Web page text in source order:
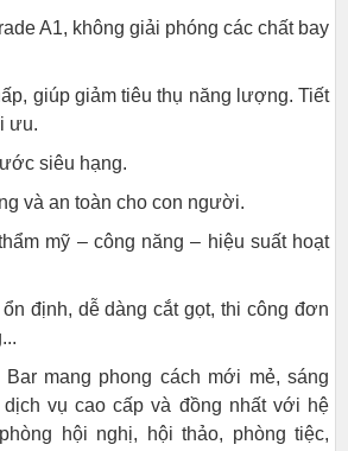
A1, không giải phóng các chất bay
giúp giảm tiêu thụ năng lượng. Tiết
ưu.
siêu hạng.
và an toàn cho con người.
mỹ – công năng – hiệu suất hoạt
định, dễ dàng cắt gọt, thi công đơn
mang phong cách mới mẻ, sáng
vụ cao cấp và đồng nhất với hệ
hội nghị, hội thảo, phòng tiệc,